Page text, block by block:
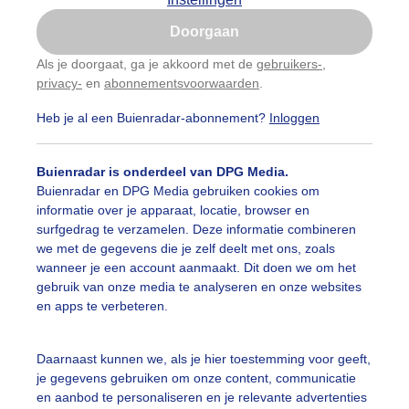
Doorgaan
Als je doorgaat, ga je akkoord met de gebruikers-
privacy- en abonnementsvoorwaarden
Heb je al een Buienradar-abonnement? Inloggen
Buienradar is onderdeel van DPG Media.
Buienradar en DPG Media gebruiken cookies om
informatie over je apparaat, locatie, browser en
surfgedrag te verzamelen. Deze informatie combineren
we met de gegevens die je zelf deelt met ons, zoals
wanneer je een account aanmaakt. Dit doen we om het
gebruik van onze media te analyseren en onze websites
en apps te verbeteren.
Daarnaast kunnen we, als je hier toestemming voor geeft,
je gegevens gebruiken om onze content, communicatie
en aanbod te personaliseren en je relevante advertenties
Nu niet, misschien later
Gebruik je Safari en wil je niet elke dag deze pop-up
Klikhierom dit aan te passen